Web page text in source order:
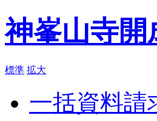
神峯山寺開
標準 拡大
一括資料請